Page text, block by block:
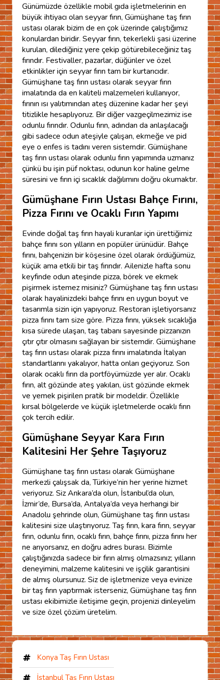
Günümüzde özellikle mobil gıda işletmelerinin en
büyük ihtiyacı olan seyyar fırın, Gümüşhane taş fırın
ustası olarak bizim de en çok üzerinde çalıştığımız
konulardan biridir. Seyyar fırın, tekerlekli şasi üzerine
kurulan, dilediğiniz yere çekip götürebileceğiniz taş
fırındır. Festivaller, pazarlar, düğünler ve özel
etkinlikler için seyyar fırın tam bir kurtarıcıdır.
Gümüşhane taş fırın ustası olarak seyyar fırın
imalatında da en kaliteli malzemeleri kullanıyor,
fırının ısı yalıtımından ateş düzenine kadar her şeyi
titizlikle hesaplıyoruz. Bir diğer vazgeçilmezimiz ise
odunlu fırındır. Odunlu fırın, adından da anlaşılacağı
gibi sadece odun ateşiyle çalışan, ekmeğe ve pid
eye o enfes is tadını veren sistemdir. Gümüşhane
taş fırın ustası olarak odunlu fırın yapımında uzmanız
çünkü bu işin püf noktası, odunun kor haline gelme
süresini ve fırın içi sıcaklık dağılımını doğru okumaktır.
Gümüşhane Fırın Ustası Bahçe Fırını,
Pizza Fırını ve Ocaklı Fırın Yapımı
Evinde doğal taş fırın hayali kuranlar için ürettiğimiz
bahçe fırını son yılların en popüler ürünüdür. Bahçe
fırını, bahçenizin bir köşesine özel olarak ördüğümüz,
küçük ama etkili bir taş fırındır. Ailenizle hafta sonu
keyfinde odun ateşinde pizza, börek ve ekmek
pişirmek istemez misiniz? Gümüşhane taş fırın ustası
olarak hayalinizdeki bahçe fırını en uygun boyut ve
tasarımla sizin için yapıyoruz. Restoran işletiyorsanız
pizza fırını tam size göre. Pizza fırını, yüksek sıcaklığa
kısa sürede ulaşan, taş tabanı sayesinde pizzanızın
çıtır çıtır olmasını sağlayan bir sistemdir. Gümüşhane
taş fırın ustası olarak pizza fırını imalatında İtalyan
standartlarını yakalıyor, hatta onları geçiyoruz. Son
olarak ocaklı fırın da portföyümüzde yer alır. Ocaklı
fırın, alt gözünde ateş yakılan, üst gözünde ekmek
ve yemek pişirilen pratik bir modeldir. Özellikle
kırsal bölgelerde ve küçük işletmelerde ocaklı fırın
çok tercih edilir.
Gümüşhane Seyyar Kara Fırın
Kalitesini Her Şehre Taşıyoruz
Gümüşhane taş fırın ustası olarak Gümüşhane
merkezli çalışsak da, Türkiye’nin her yerine hizmet
veriyoruz. Siz Ankara’da olun, İstanbul’da olun,
İzmir’de, Bursa’da, Antalya’da veya herhangi bir
Anadolu şehrinde olun, Gümüşhane taş fırın ustası
kalitesini size ulaştırıyoruz. Taş fırın, kara fırın, seyyar
fırın, odunlu fırın, ocaklı fırın, bahçe fırını, pizza fırını her
ne arıyorsanız, en doğru adres burası. Bizimle
çalıştığınızda sadece bir fırın almış olmazsınız; yılların
deneyimini, malzeme kalitesini ve işçilik garantisini
de almış olursunuz. Siz de işletmenize veya evinize
bir taş fırın yaptırmak isterseniz, Gümüşhane taş fırın
ustası ekibimizle iletişime geçin, projenizi dinleyelim
ve size özel çözüm üretelim.
Konya Taş Fırın Ustası
İstanbul Taş Fırın Ustası